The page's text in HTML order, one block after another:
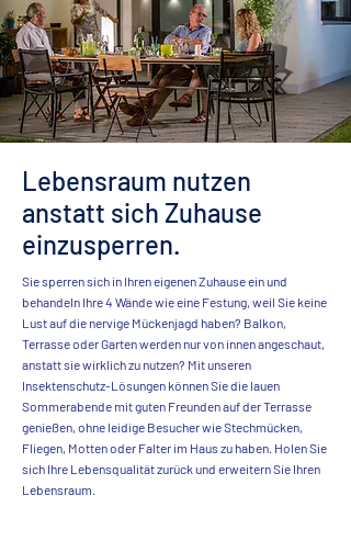
Lebensraum nutzen
anstatt sich Zuhause
einzusperren.
Sie sperren sich in Ihren eigenen Zuhause ein und
behandeln Ihre 4 Wände wie eine Festung, weil Sie keine
Lust auf die nervige Mückenjagd haben? Balkon,
Terrasse oder Garten werden nur von innen angeschaut,
anstatt sie wirklich zu nutzen? Mit unseren
Insektenschutz-Lösungen können Sie die lauen
Sommerabende mit guten Freunden auf der Terrasse
genießen, ohne leidige Besucher wie Stechmücken,
Fliegen, Motten oder Falter im Haus zu haben. Holen Sie
sich Ihre Lebensqualität zurück und erweitern Sie Ihren
Lebensraum.